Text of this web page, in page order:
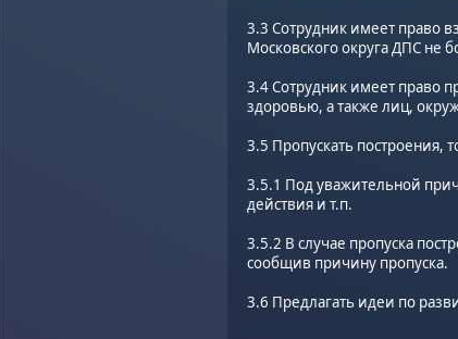
3.3 Сотрудник имеет право
Московского округа ДПС не
3.4 Сотрудник имеет право
здоровью, а также лиц,
3.5 Пропускать построения,
3.5.1 Под уважительной
действия и т.п.
3.5.2 В случае пропуска
сообщив причину пропуска.
3.6 Предлагать идеи по